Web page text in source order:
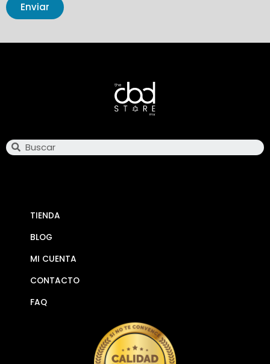
Enviar
TIENDA
BLOG
MI CUENTA
CONTACTO
FAQ